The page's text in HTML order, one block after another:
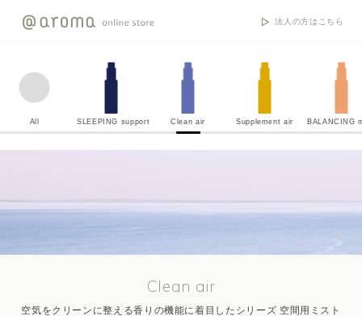
法人の方はこちら
All SLEEPING support Clean air Supplement air BALANCING
Clean air
空気をクリーンに整える香りの機能に着目したシリーズ 空間用ミスト